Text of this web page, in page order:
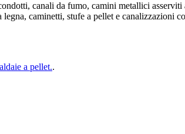
canali da fumo, camini metallici
caminetti, stufe a pellet e canalizzazioni
a pellet..